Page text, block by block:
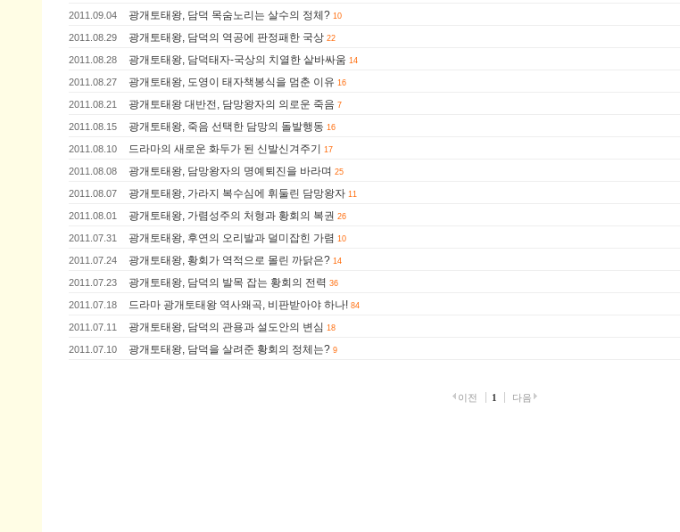
2011.09.04 광개토태왕, 담덕 목숨노리는 살수의 정체? 10
2011.08.29 광개토태왕, 담덕의 역공에 판정패한 국상 22
2011.08.28 광개토태왕, 담덕태자-국상의 치열한 샅바싸움 14
2011.08.27 광개토태왕, 도영이 태자책봉식을 멈춘 이유 16
2011.08.21 광개토태왕 대반전, 담망왕자의 의로운 죽음 7
2011.08.15 광개토태왕, 죽음 선택한 담망의 돌발행동 16
2011.08.10 드라마의 새로운 화두가 된 신발신겨주기 17
2011.08.08 광개토태왕, 담망왕자의 명예퇴진을 바라며 25
2011.08.07 광개토태왕, 가라지 복수심에 휘둘린 담망왕자 11
2011.08.01 광개토태왕, 가렴성주의 처형과 황회의 복권 26
2011.07.31 광개토태왕, 후연의 오리발과 덜미잡힌 가렴 10
2011.07.24 광개토태왕, 황회가 역적으로 몰린 까닭은? 14
2011.07.23 광개토태왕, 담덕의 발목 잡는 황회의 전력 36
2011.07.18 드라마 광개토태왕 역사왜곡, 비판받아야 하나! 84
2011.07.11 광개토태왕, 담덕의 관용과 설도안의 변심 18
2011.07.10 광개토태왕, 담덕을 살려준 황회의 정체는? 9
이전 1 다음